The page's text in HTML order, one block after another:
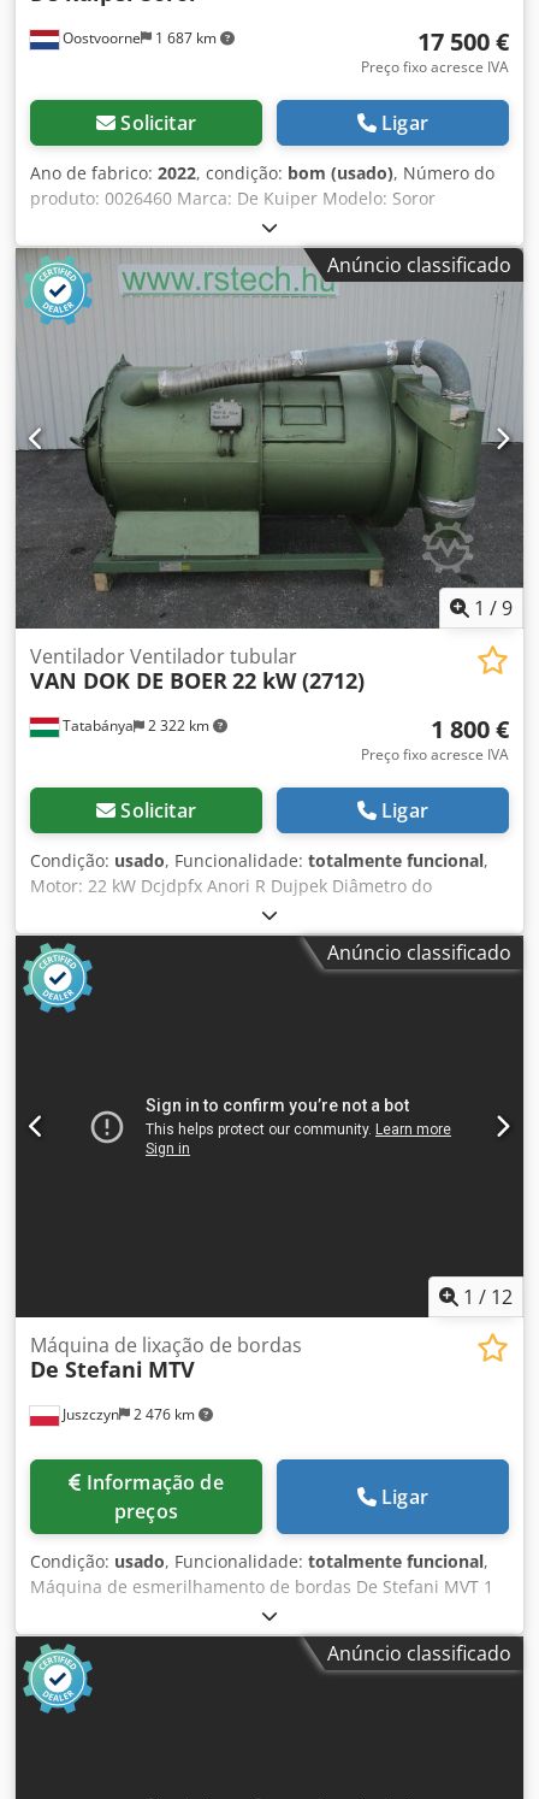
Oostvoorne 1 687 km 17 500 €
Preço fixo acresce IVA
Solicitar Ligar
Ano de fabrico: 2022, condição: bom (usado), Número do
produto: 0026460 Marca: De Kuiper Modelo: Soror
Categoria do produto: Fritadeiras Comprimento: 2700 mm
Largura: 920 mm Altura: 1800 mm Tensão de ligação (V):
400 Dcedpfx Aszbmptjnpek Potência (W): 47150 Ano de
fabricação: 2022 Equipado com sistema de filtragem de
gordura. Equipado com 3 cubas (1x ORE440 e 2x ORE540) e
bandeja de escorrimento.
Anúncio classificado
1 /9
Tatabánya 2 322 km
Ventilador Ventilador tubular
VAN DOK DE BOER22 kW (2712)
1 800 €
Preço fixo acresce IVA
Solicitar Ligar
Condição: usado, Funcionalidade: totalmente funcional,
Motor: 22 kW Dcjdpfx Anori R Dujpek Diâmetro do
ventilador: 700 mm Comprimento: 2500 mm
Anúncio classificado
1 / 12
Juszczyn 2 476 km
Máquina de lixação de bordas
De Stefani MTV
preços
Ligar
Condição: usado, Funcionalidade: totalmente funcional,
Máquina de esmerilhamento de bordas De Stefani MVT 1
unidade de esmerilhamento Altura máxima da peça: 100
mm Dsdpfjznu D Rex Anpsck Motor da unidade de
esmerilhamento: 2,5 kW Unidade de esmerilhamento com
afiação automática Ajuste manual da unidade de
esmerilhamento Ajuste manual do ângulo da unidade
Anúncio classificado